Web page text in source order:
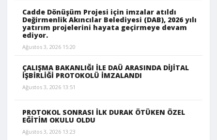
Cadde Dönüşüm Projesi için imzalar atıldı
Değirmenlik Akıncılar Belediyesi (DAB), 2026 yılı
yatırım projelerini hayata geçirmeye devam
ediyor.
Ağustos 3, 2026 15:20
ÇALIŞMA BAKANLIĞI İLE DAÜ ARASINDA DİJİTAL
İŞBİRLİĞİ PROTOKOLÜ İMZALANDI
Ağustos 3, 2026 13:51
PROTOKOL SONRASI İLK DURAK ÖTÜKEN ÖZEL
EĞİTİM OKULU OLDU
Ağustos 3, 2026 13:23